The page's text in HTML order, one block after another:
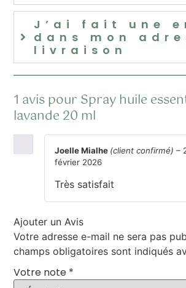
J’ai fait une
dans mon
livraison
1 avis pour Spray huile
lavande 20 ml
Joelle Mialhe (client confirmé) –
février 2026
Très satisfait
Ajouter un Avis
Votre adresse e-mail ne sera pas
champs obligatoires sont indiqués
Votre note *